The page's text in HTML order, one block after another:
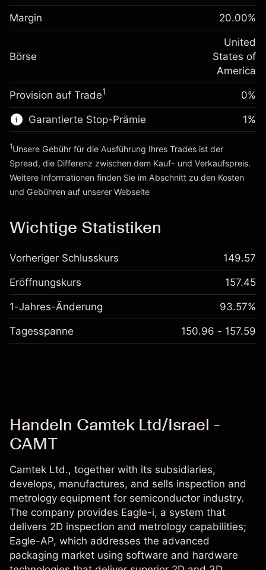
fremdfinanzierten
(-$1.08)
~$5,000.00
Zur Plattform
Margin. Ihre Investition
$1,000.00
Anpassung der
-0.000654
%
(-$0.03)
Positionsgröße mit Hebelwirkung
~$5,000.00
Geld aus Hebelwirkung ~
Zur Plattform
Margin 20.00%
Börse
United
States of
America
Provision auf Trade1 0%
Garantierte Stop-Prämie 1%
1Unsere Gebühr für die Ausführung Ihres Trades ist der
Spread, die Differenz zwischen dem Kauf- und Verkaufspreis.
Weitere Informationen finden Sie im Abschnitt zu den Kosten
und Gebühren auf unserer Webseite
Wichtige Statistiken
Vorheriger Schlusskurs 149.57
Eröffnungskurs 157.45
1-Jahres-Änderung 93.57%
Tagesspanne 150.96 - 157.59
Handeln Camtek Ltd/Israel -
CAMT
Camtek Ltd., together with its subsidiaries,
develops, manufactures, and sells inspection and
metrology equipment for semiconductor industry.
The company provides Eagle-i, a system that
delivers 2D inspection and metrology capabilities;
Eagle-AP, which addresses the advanced
packaging market using software and hardware